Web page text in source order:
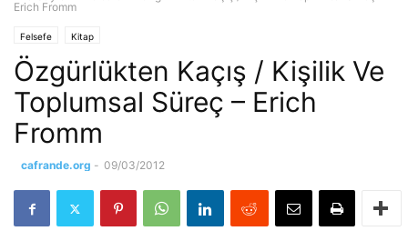
Erich Fromm
Felsefe Kitap
Özgürlükten Kaçış / Kişilik Ve
Toplumsal Süreç – Erich
Fromm
cafrande.org - 09/03/2012